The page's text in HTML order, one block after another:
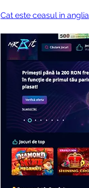
Cat este ceasul in anglia